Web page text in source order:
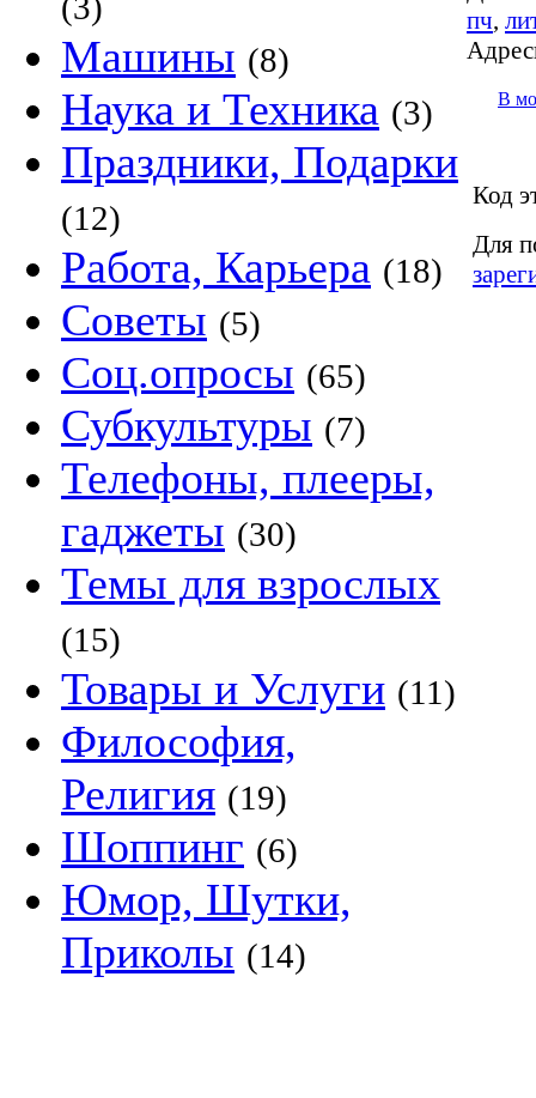
Машины (8)
Наука и Техника (3)
Праздники, Подарки
(12)
Работа, Карьера (18)
Советы (5)
Соц.опросы (65)
Субкультуры (7)
Телефоны, плееры,
гаджеты (30)
Темы для взрослых
(15)
Товары и Услуги (11)
Философия,
Религия (19)
Шоппинг (6)
Юмор, Шутки,
Приколы (14)
пч,
В
Код
Для